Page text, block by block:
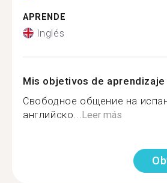
APRENDE
Inglés
Mis objetivos de aprendizaje
Свободное общение на
английско... Leer más